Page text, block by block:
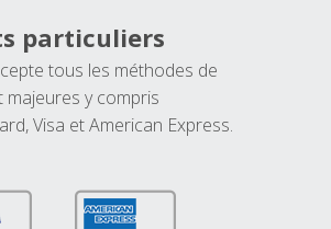
particuliers
tous les méthodes de
majeures y compris
Visa et American Express.